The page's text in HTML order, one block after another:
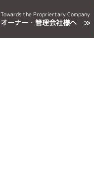
Towards the Propriertary Company
オーナー・管理会社様へ ≫